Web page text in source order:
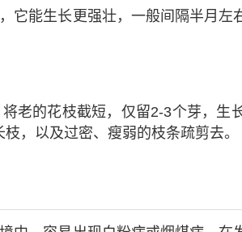
它能生长更强壮，一般间隔半月左
老的花枝截短，仅留2-3个芽，生
，以及过密、瘦弱的枝条疏剪去。